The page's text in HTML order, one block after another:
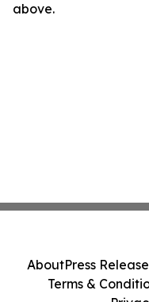
above.
AboutPress
Terms &